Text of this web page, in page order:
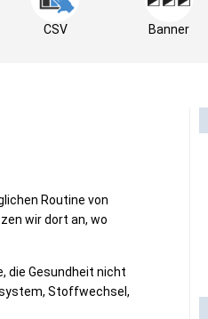
CSV Banner
Routine von
wir dort an, wo
die Gesundheit nicht
Stoffwechsel,